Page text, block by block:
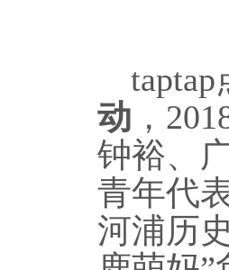
动 ，
钟裕、
青年代
河浦历